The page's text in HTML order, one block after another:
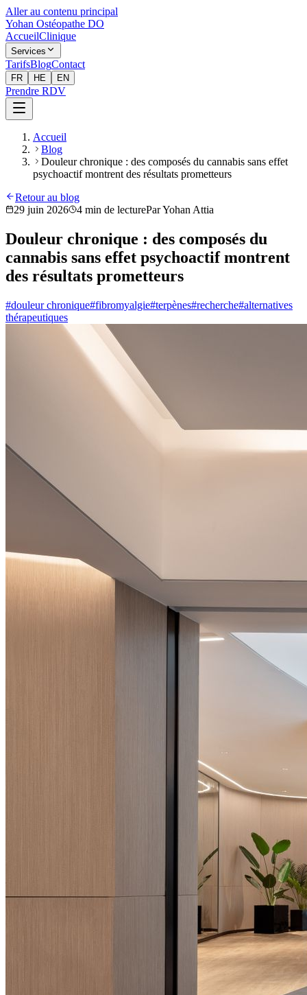
Aller au contenu principal
Yohan Ostéopathe DO
AccueilClinique
Services
TarifsBlogContact
FR HE EN
Prendre RDV
Accueil
Blog
Douleur chronique : des composés du cannabis sans effet
psychoactif montrent des résultats prometteurs
Retour au blog
29 juin 2026
4 min de lectureParYohan Attia
Douleur chronique : des composés du
cannabis sans effet psychoactif montrent
des résultats prometteurs
#douleur chronique#fibromyalgie#terpènes#recherche#alternatives
thérapeutiques